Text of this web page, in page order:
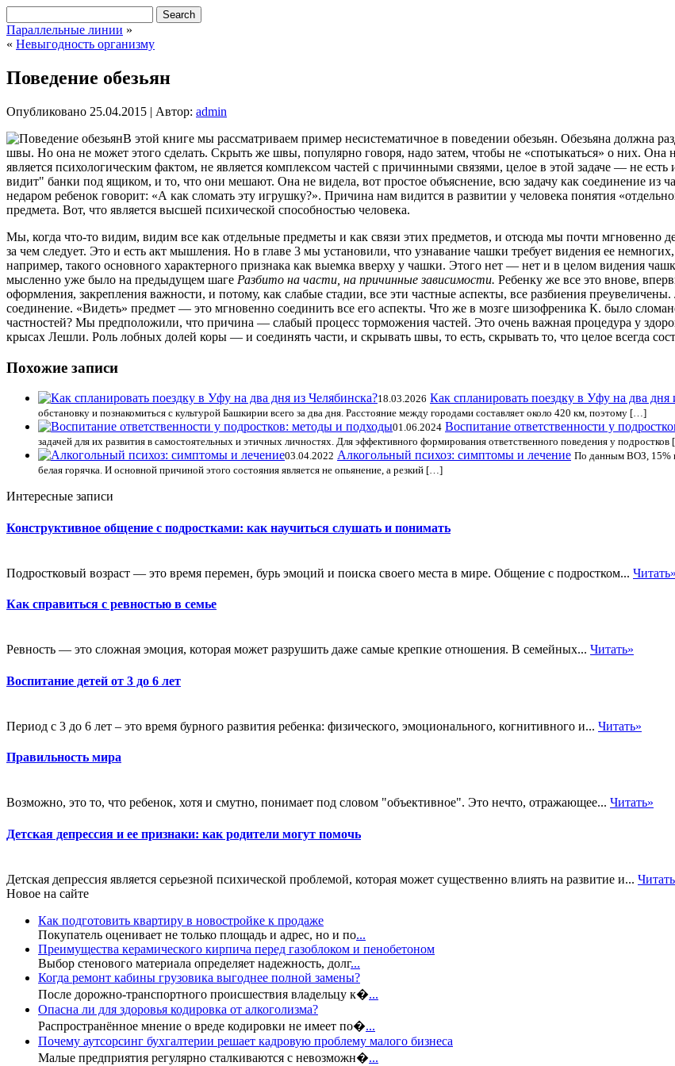
Параллельные линии »
« Невыгодность организму
Поведение обезьян
Опубликовано 25.04.2015 | Автор: admin
В этой книге мы рассматриваем пример несистематичное в поведении обезьян. Обезьяна должна
швы. Но она не может этого сделать. Скрыть же швы, популярно говоря, надо затем, чтобы не «спотыкаться» о них. Она
является психологическим фактом, не является комплексом частей с причинными связями, целое в этой задаче — не есть
видит" банки под ящиком, и то, что они мешают. Она не видела, вот простое объяснение, всю задачу как соединение из
недаром ребенок говорит: «А как сломать эту игрушку?». Причина нам видится в развитии у человека понятия
предмета. Вот, что является высшей психической способностью человека.
Мы, когда что-то видим, видим все как отдельные предметы и как связи этих предметов, и отсюда мы почти мгновенно
за чем следует. Это и есть акт мышления. Но в главе 3 мы установили, что узнавание чашки требует видения ее
например, такого основного характерного признака как выемка вверху у чашки. Этого нет — нет и в целом видения
мысленно уже было на предыдущем шаге Разбито на части, на причинные зависимости. Ребенку же все это внове,
оформления, закрепления важности, и потому, как слабые стадии, все эти частные аспекты, все разбиения
соединение. «Видеть» предмет — это мгновенно соединить все его аспекты. Что же в мозге шизофреника К. было
частностей? Мы предположили, что причина — слабый процесс торможения частей. Это очень важная процедура у
крысах Лешли. Роль лобных долей коры — и соединять части, и скрывать швы, то есть, скрывать то, что целое всегда
Похожие записи
18.03.2026 Как спланировать поездку в Уфу на два дня
обстановку и познакомиться с культурой Башкирии всего за два дня. Расстояние между городами составляет около 420 км, поэтому […]
01.06.2024 Воспитание ответственности у
задачей для их развития в самостоятельных и этичных личностях. Для эффективного формирования ответственного поведения у
03.04.2022 Алкогольный психоз: симптомы и лечение По данным ВОЗ, 15%
белая горячка. И основной причиной этого состояния является не опьянение, а резкий […]
Интересные записи
Конструктивное общение с подростками: как научиться слушать и понимать
Подростковый возраст — это время перемен, бурь эмоций и поиска своего места в мире. Общение с подростком... Читать»
Как справиться с ревностью в семье
Ревность — это сложная эмоция, которая может разрушить даже самые крепкие отношения. В семейных... Читать»
Воспитание детей от 3 до 6 лет
Период с 3 до 6 лет – это время бурного развития ребенка: физического, эмоционального, когнитивного и... Читать»
Правильность мира
Возможно, это то, что ребенок, хотя и смутно, понимает под словом "объективное". Это нечто, отражающее... Читать»
Детская депрессия и ее признаки: как родители могут помочь
Детская депрессия является серьезной психической проблемой, которая может существенно влиять на развитие и...
Новое на сайте
Как подготовить квартиру в новостройке к продаже
Покупатель оценивает не только площадь и адрес, но и по...
Преимущества керамического кирпича перед газоблоком и пенобетоном
Выбор стенового материала определяет надежность, долг...
Когда ремонт кабины грузовика выгоднее полной замены?
После дорожно-транспортного происшествия владельцу к�...
Опасна ли для здоровья кодировка от алкоголизма?
Распространённое мнение о вреде кодировки не имеет по�...
Почему аутсорсинг бухгалтерии решает кадровую проблему малого бизнеса
Малые предприятия регулярно сталкиваются с невозможн�...